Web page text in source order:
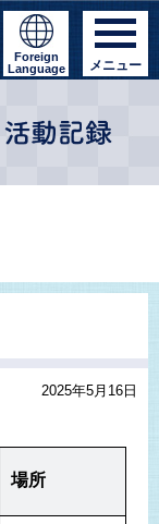
Foreign
Language
メニュー
2025年5月16日
場所